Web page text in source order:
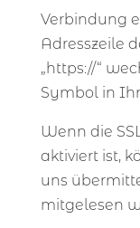
Verbindung
Adresszeile
„https://“
Symbol in
Wenn die
aktiviert ist,
uns
mitgelesen